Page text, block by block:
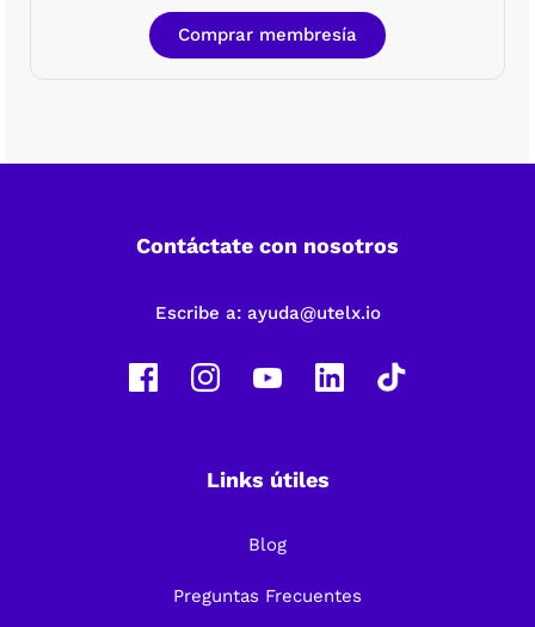
Comprar membresía
Contáctate con nosotros
Escribe a: ayuda@utelx.io
Links útiles
Blog
Preguntas Frecuentes